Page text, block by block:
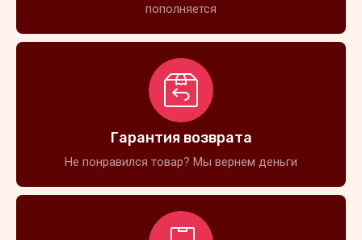
пополняется
Гарантия возврата
Не понравился товар? Мы вернем деньги